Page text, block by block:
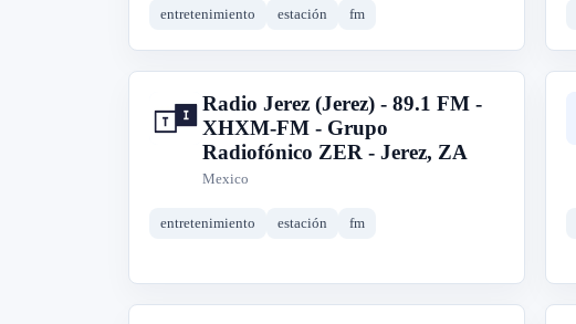
entretenimiento estación fm
R
Radio Jerez (Jerez) - 89.1 FM -
XHXM-FM - Grupo
Radiofónico ZER - Jerez, ZA
Mexico
entretenimiento estación fm